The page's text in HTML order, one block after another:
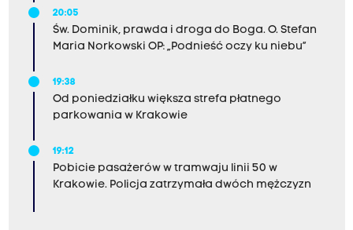
20:05
Św. Dominik, prawda i droga do Boga. O. Stefan
Maria Norkowski OP: „Podnieść oczy ku niebu”
19:38
Od poniedziałku większa strefa płatnego
parkowania w Krakowie
19:12
Pobicie pasażerów w tramwaju linii 50 w
Krakowie. Policja zatrzymała dwóch mężczyzn